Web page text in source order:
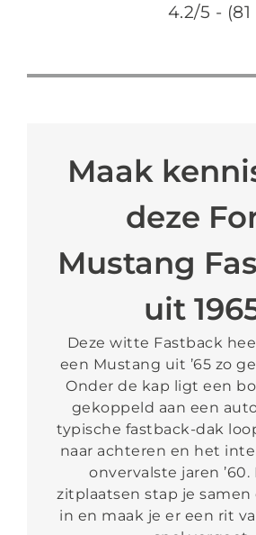
4.2/5 -
Maak
deze
Mustang
uit
Deze witte Fastback
een Mustang uit ’65 zo
Onder de kap ligt een
gekoppeld aan een
typische fastback-dak
naar achteren en het
onvervalste jaren ’60.
zitplaatsen stap je samen
in en maak je er een rit